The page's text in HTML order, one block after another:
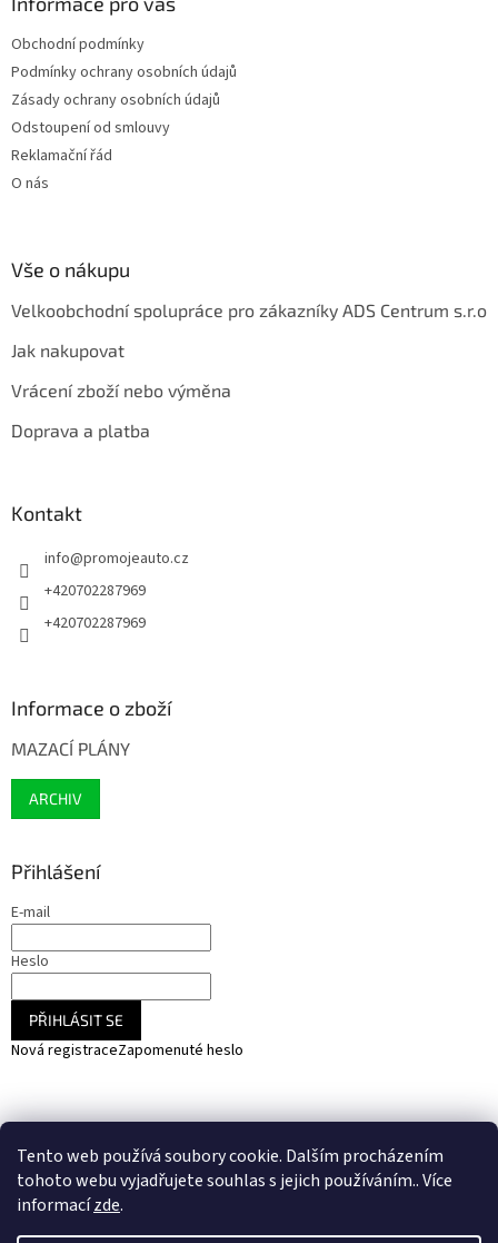
Tento web používá soubory cookie. Dalším procházením
tohoto webu vyjadřujete souhlas s jejich používáním.. Více
informacízde.
Obchodní podmínky
Podmínky ochrany osobních údajů
Zásady ochrany osobních údajů
Odstoupení od smlouvy
Reklamační řád
O nás
Vše o nákupu
Velkoobchodní spolupráce pro zákazníky ADS Centrum s.r.o
Jak nakupovat
Vrácení zboží nebo výměna
Doprava a platba
Kontakt
info@promojeauto.cz
+420702287969
+420702287969
Informace o zboží
MAZACÍ PLÁNY
ARCHIV
Přihlášení
E-mail
Heslo
PŘIHLÁSIT SE
Nová registraceZapomenuté heslo
SOLARCZ.cz - Vše pro solární energie a fotovoltaiku